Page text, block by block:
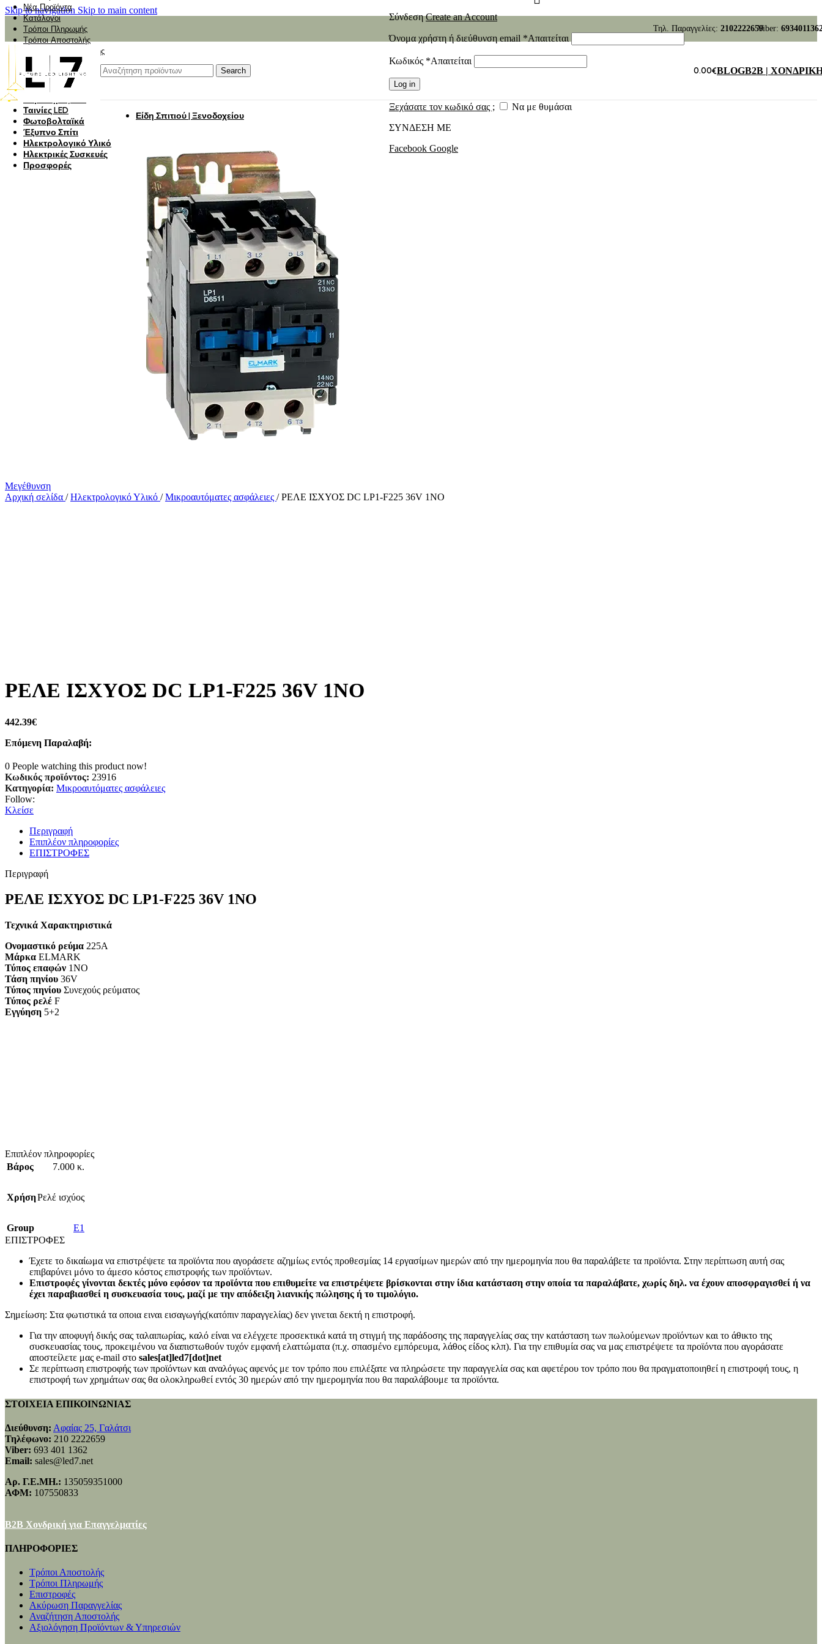
Skip to navigation Skip to main content
Νέα Προϊόντα
Κατάλογοι
Τρόποι Πληρωμής
Τρόποι Αποστολής
Αναζήτηση Αποστολής
Αξιολόγηση
Τηλ. Παραγγελίες: 2102222659Viber:
Search
ΣύνδεσηCreate an Account
Όνομα χρήστη ή διεύθυνση email *Απαιτείται
Κωδικός *Απαιτείται
Log in
Ξεχάσατε τον κωδικό σας ;
Να με θυμάσαι
ΣΥΝΔΕΣΗ ΜΕ
Facebook Google
0.00€BLOGB2B |
Φωτιστικά
Φωτιστικά Κήπου
Πάνελ Οροφής
Ταινίες LED
Φωτοβολταϊκά
Έξυπνο Σπίτι
Ηλεκτρολογικό Υλικό
Ηλεκτρικές Συσκευές
Προσφορές
Είδη Σπιτιού | Ξενοδοχείου
Μεγέθυνση
Αρχική σελίδα / Ηλεκτρολογικό Υλικό / Μικροαυτόματες ασφάλειες / ΡΕΛΕ ΙΣΧΥΟΣ DC LP1-F225 36V 1ΝΟ
ΡΕΛΕ ΙΣΧΥΟΣ DC LP1-F225 36V 1ΝΟ
442.39€
Επόμενη Παραλαβή:
0 People watching this product now!
Κωδικός προϊόντος: 23916
Κατηγορία: Μικροαυτόματες ασφάλειες
Follow:
Κλείσε
Περιγραφή
Επιπλέον πληροφορίες
ΕΠΙΣΤΡΟΦΕΣ
Περιγραφή
ΡΕΛΕ ΙΣΧΥΟΣ DC LP1-F225 36V 1ΝΟ
Τεχνικά Χαρακτηριστικά
Ονομαστικό ρεύμα 225A
Μάρκα ELMARK
Τύπος επαφών 1NO
Τάση πηνίου 36V
Τύπος πηνίου Συνεχούς ρεύματος
Τύπος ρελέ F
Εγγύηση 5+2
Επιπλέον πληροφορίες
Βάρος
7.000 κ.
ΧρήσηΡελέ ισχύος
Group
E1
ΕΠΙΣΤΡΟΦΕΣ
Έχετε το δικαίωμα να επιστρέψετε τα προϊόντα που αγοράσετε αζημίως εντός προθεσμίας 14 εργασίμων ημερών από την ημερομηνία που θα παραλάβετε τα προϊόντα. Στην περίπτωση αυτή σας
επιβαρύνει μόνο το άμεσο κόστος επιστροφής των προϊόντων.
Επιστροφές γίνονται δεκτές μόνο εφόσον τα προϊόντα που επιθυμείτε να επιστρέψετε βρίσκονται στην ίδια κατάσταση στην οποία τα παραλάβατε, χωρίς δηλ. να έχουν αποσφραγισθεί ή να
έχει παραβιασθεί η συσκευασία τους, μαζί με την απόδειξη λιανικής πώλησης ή το τιμολόγιο.
Σημείωση: Στα φωτιστικά τα οποια ειναι εισαγωγής(κατόπιν παραγγελίας) δεν γινεται δεκτή η επιστροφή.
Για την αποφυγή δικής σας ταλαιπωρίας, καλό είναι να ελέγχετε προσεκτικά κατά τη στιγμή της παράδοσης της παραγγελίας σας την κατάσταση των πωλούμενων προϊόντων και το άθικτο της
συσκευασίας τους, προκειμένου να διαπιστωθούν τυχόν εμφανή ελαττώματα (π.χ. σπασμένο εμπόρευμα, λάθος είδος κλπ). Για την επιθυμία σας να μας επιστρέψετε τα προϊόντα που αγοράσατε
αποστείλετε μας e-mail στο sales[at]led7[dot]net
Σε περίπτωση επιστροφής των προϊόντων και αναλόγως αφενός με τον τρόπο που επιλέξατε να πληρώσετε την παραγγελία σας και αφετέρου τον τρόπο που θα πραγματοποιηθεί η επιστροφή τους, η
επιστροφή των χρημάτων σας θα ολοκληρωθεί εντός 30 ημερών από την ημερομηνία που θα παραλάβουμε τα προϊόντα.
ΣΤΟΙΧΕΙΑ ΕΠΙΚΟΙΝΩΝΙΑΣ
Διεύθυνση: Αφαίας 25, Γαλάτσι
Τηλέφωνο: 210 2222659
Viber: 693 401 1362
Email: sales@led7.net
Αρ. Γ.Ε.ΜΗ.: 135059351000
ΑΦΜ: 107550833
B2B Χονδρική για Επαγγελματίες
ΠΛΗΡΟΦΟΡΙΕΣ
Τρόποι Αποστολής
Τρόποι Πληρωμής
Επιστροφές
Ακύρωση Παραγγελίας
Αναζήτηση Αποστολής
Αξιολόγηση Προϊόντων & Υπηρεσιών